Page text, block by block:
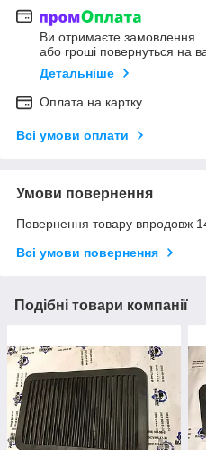
Ви отримаєте замовлення
або гроші повернуться на
Детальніше
Оплата на картку
Всі умови оплати
Умови повернення
Повернення товару впродовж
Всі умови повернення
Подібні товари компанії